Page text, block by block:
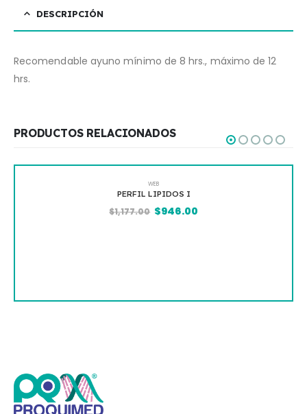
DESCRIPCIÓN
Recomendable ayuno mínimo de 8 hrs., máximo de 12
hrs.
PRODUCTOS RELACIONADOS
946.00